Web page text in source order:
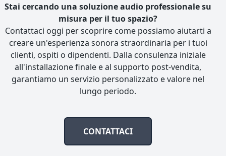
Stai cercando una soluzione audio professionale su
misura per il tuo spazio?
Contattaci oggi per scoprire come possiamo aiutarti a
creare un'esperienza sonora straordinaria per i tuoi
clienti, ospiti o dipendenti. Dalla consulenza iniziale
all'installazione finale e al supporto post-vendita,
garantiamo un servizio personalizzato e valore nel
lungo periodo.
CONTATTACI